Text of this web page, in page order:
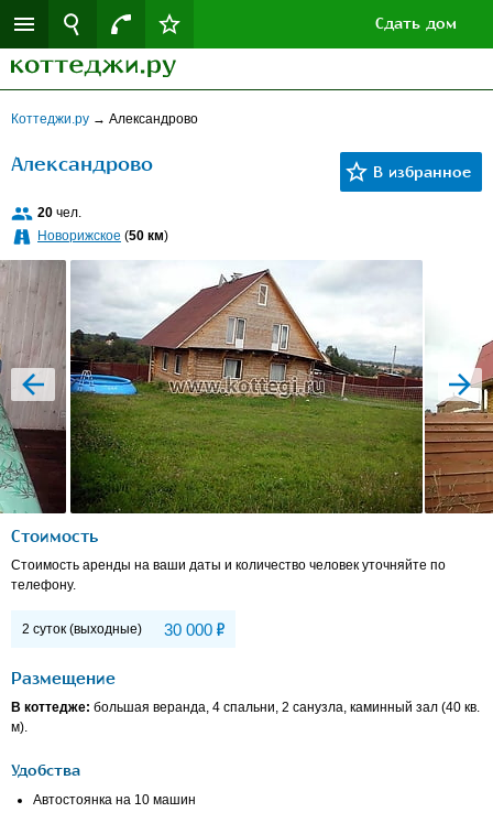
Сдать дом
Коттеджи.ру → Александрово
Александрово
20 чел.
Новорижское (50 км)
next
Стоимость
Стоимость аренды на ваши даты и количество человек уточняйте по
телефону.
2 суток (выходные) 30 000 Р
Размещение
В коттедже: большая веранда, 4 спальни, 2 санузла, каминный зал (40 кв.
м).
Удобства
Автостоянка на 10 машин